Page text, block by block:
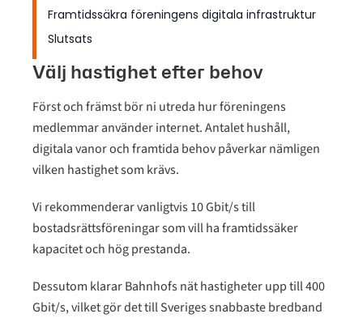
Framtidssäkra föreningens digitala infrastruktur
Slutsats
Välj hastighet efter behov
Först och främst bör ni utreda hur föreningens
medlemmar använder internet. Antalet hushåll,
digitala vanor och framtida behov påverkar nämligen
vilken hastighet som krävs.
Vi rekommenderar vanligtvis 10 Gbit/s till
bostadsrättsföreningar som vill ha framtidssäker
kapacitet och hög prestanda.
Dessutom klarar Bahnhofs nät hastigheter upp till 400
Gbit/s, vilket gör det till Sveriges snabbaste bredband